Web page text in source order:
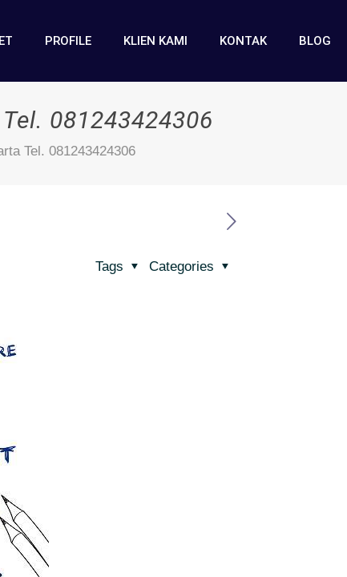
PROFILE KLIEN KAMI KONTAK BLOG
081243424306
Tel. 081243424306
Categories
Tags